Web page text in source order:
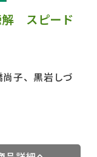
解 スピード
子、黒岩しづ